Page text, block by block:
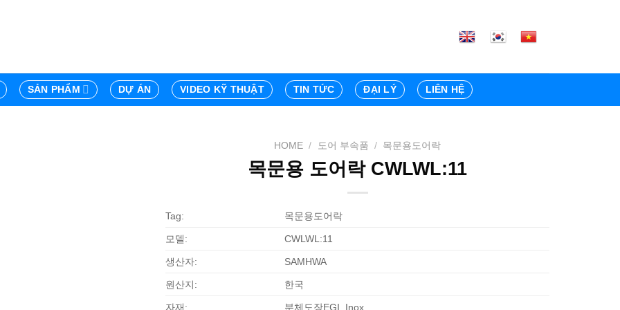
SẢN PHẨM DỰ ÁN VIDEO KỸ THUẬT TIN TỨC ĐẠI LÝ LIÊN HỆ
HOME / 도어 부속품 / 목문용도어락
목문용 도어락 CWLWL:11
Tag: 목문용도어락
모델: CWLWL:11
생산자: SAMHWA
원산지: 한국
자재: 분체도장EGI, Inox